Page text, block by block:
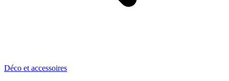
Déco et accessoires